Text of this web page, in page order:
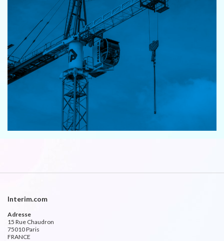
Interim.com
Adresse
15 Rue Chaudron
75010 Paris
FRANCE